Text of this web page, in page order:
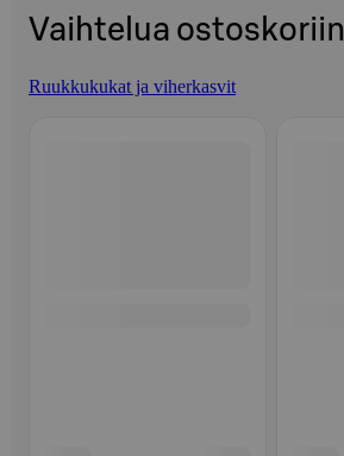
Vaihtelua ostoskoriin
Ruukkukukat ja viherkasvit